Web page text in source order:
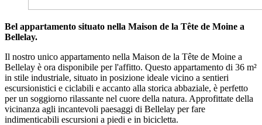
Bel appartamento situato nella Maison de la Tête de Moine a
Bellelay.
Il nostro unico appartamento nella Maison de la Tête de Moine a
Bellelay è ora disponibile per l'affitto. Questo appartamento di 36 m²
in stile industriale, situato in posizione ideale vicino a sentieri
escursionistici e ciclabili e accanto alla storica abbaziale, è perfetto
per un soggiorno rilassante nel cuore della natura. Approfittate della
vicinanza agli incantevoli paesaggi di Bellelay per fare
indimenticabili escursioni a piedi e in bicicletta.